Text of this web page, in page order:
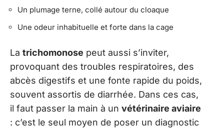
Un plumage terne, collé autour du cloaque
Une odeur inhabituelle et forte dans la cage
La trichomonose peut aussi s’inviter,
provoquant des troubles respiratoires, des
abcès digestifs et une fonte rapide du poids,
souvent assortis de diarrhée. Dans ces cas,
il faut passer la main à un vétérinaire aviaire
: c’est le seul moyen de poser un diagnostic